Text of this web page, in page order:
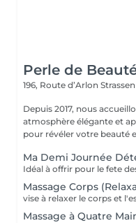
Perle de
196, Route d’Arlon
Depuis 2017, nous
atmosphère élégante et
pour révéler votre beauté
Ma Demi Journée
Massage Corps
Massage à Quatre